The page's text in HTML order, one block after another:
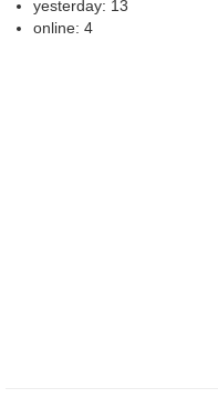
yesterday: 13
online: 4